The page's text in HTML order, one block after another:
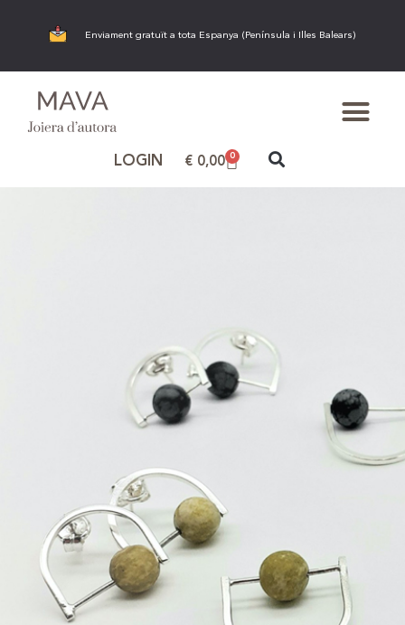
Enviament gratuït a tota Espanya (Península i Illes Balears)
LOGIN € 0,00 0